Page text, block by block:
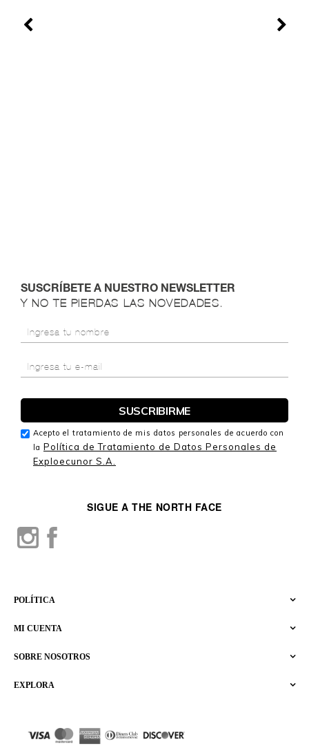
EXPLORA
SOBRE NOSOTROS
MI CUENTA
POLÍTICA
SIGUE A THE NORTH FACE
SUSCRÍBETE A NUESTRO NEWSLETTER
Y NO TE PIERDAS LAS NOVEDADES.
Acepto el tratamiento de mis datos personales de acuerdo con
la Política de Tratamiento de Datos Personales de
Exploecunor S.A.